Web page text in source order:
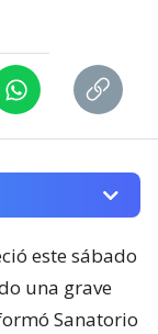
este sábado
una grave
Sanatorio